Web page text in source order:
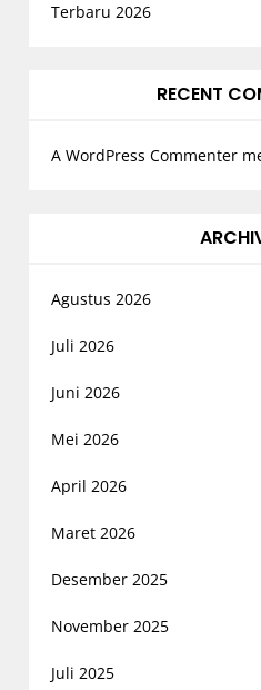
Terbaru 2026
RECENT
A WordPress Commenter
Agustus 2026
Juli 2026
Juni 2026
Mei 2026
April 2026
Maret 2026
Desember 2025
November 2025
Juli 2025